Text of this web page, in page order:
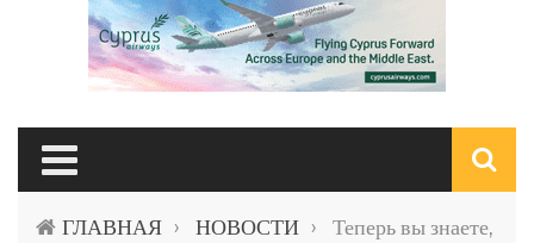
ГЛАВНАЯ › НОВОСТИ ›
Теперь вы знаете,